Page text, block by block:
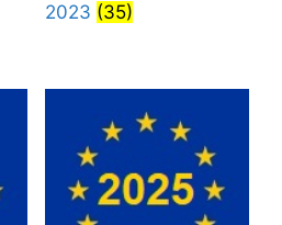
2023 (35)